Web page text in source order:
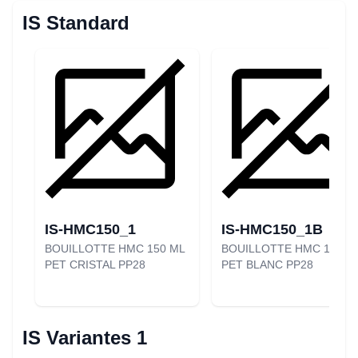
IS Standard
IS-HMC150_1
BOUILLOTTE HMC 150 ML
PET CRISTAL PP28
IS-HMC150_1B
BOUILLOTTE HMC 150
PET BLANC PP28
IS Variantes 1